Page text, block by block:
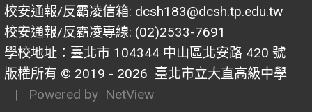
校安通報/反霸凌信箱: dcsh183@dcsh.tp.edu.tw
校安通報/反霸凌專線: (02)2533-7691
學校地址：臺北市 104344 中山區北安路 420 號
版權所有 © 2019 - 2026 臺北市立大直高級中學
| Powered by NetView